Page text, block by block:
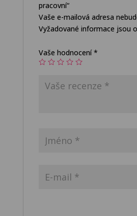
pracovní“
Vaše e-mailová adresa
Vyžadované informace jsou
Vaše hodnocení*